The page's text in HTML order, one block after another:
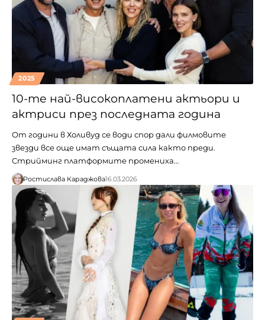
2025
10-те най-високоплатени актьори и
актриси през последната година
От години в Холивуд се води спор дали филмовите
звезди все още имат същата сила както преди.
Стрийминг платформите промениха…
Ростислава Караджова16.03.2026